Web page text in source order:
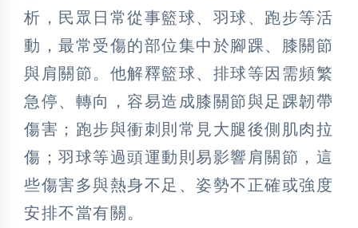
析，民眾日常從事籃球、羽球、跑步等活
動，最常受傷的部位集中於腳踝、膝關節
與肩關節。他解釋籃球、排球等因需頻繁
急停、轉向，容易造成膝關節與足踝韌帶
傷害；跑步與衝刺則常見大腿後側肌肉拉
傷；羽球等過頭運動則易影響肩關節，這
些傷害多與熱身不足、姿勢不正確或強度
安排不當有關。